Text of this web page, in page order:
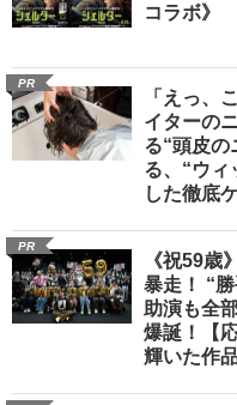
コラボ》
PR
「えっ、
イターの
る“頭皮の
る、“ウィ
した徹底
PR
《祝59歳
暴走！ “
助演も全
爆誕！【
輝いた作